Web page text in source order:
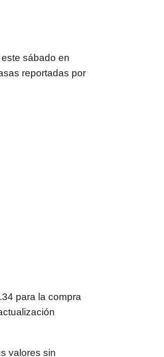
sábado en
reportadas por
para la compra
valores sin